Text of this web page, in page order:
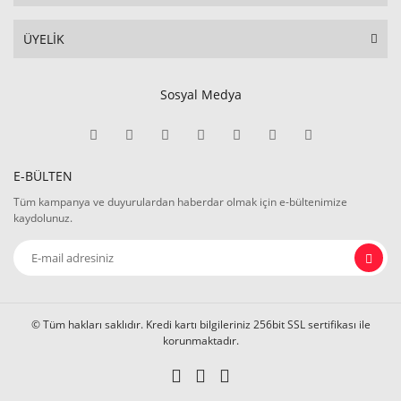
ÜYELİK
Sosyal Medya
E-BÜLTEN
Tüm kampanya ve duyurulardan haberdar olmak için e-bültenimize
kaydolunuz.
© Tüm hakları saklıdır. Kredi kartı bilgileriniz 256bit SSL sertifikası ile
korunmaktadır.